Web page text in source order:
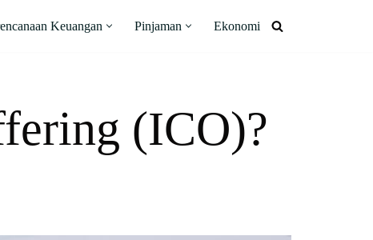
Keuangan Pinjaman Ekonomi
(ICO)?